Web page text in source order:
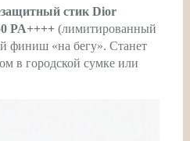
стик Dior
PA++++(лимитированный
финиш «на бегу». Станет
в городской сумке или